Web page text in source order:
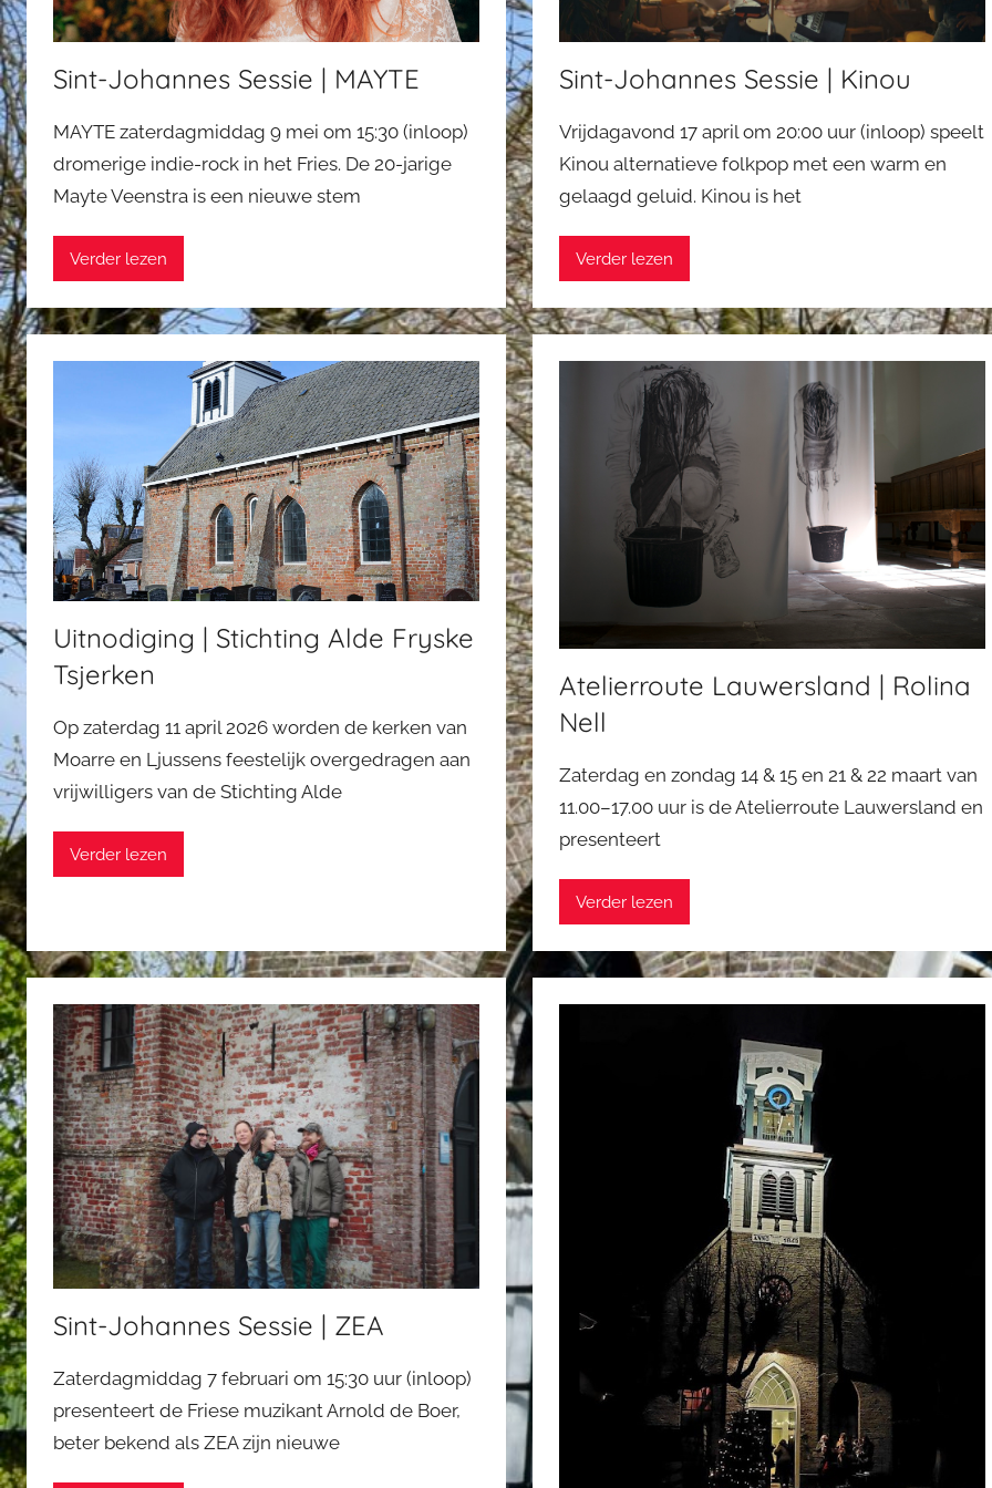
Sint-Johannes Sessie | MAYTE
MAYTE zaterdagmiddag 9 mei om 15:30 (inloop)
dromerige indie-rock in het Fries. De 20-jarige
Mayte Veenstra is een nieuwe stem
Verder lezen
Sint-Johannes Sessie | Kinou
Vrijdagavond 17 april om 20:00 uur (inloop) speelt
Kinou alternatieve folkpop met een warm en
gelaagd geluid. Kinou is het
Verder lezen
Uitnodiging | Stichting Alde Fryske
Tsjerken
Op zaterdag 11 april 2026 worden de kerken van
Moarre en Ljussens feestelijk overgedragen aan
vrijwilligers van de Stichting Alde
Verder lezen
Atelierroute Lauwersland | Rolina
Nell
Zaterdag en zondag 14 & 15 en 21 & 22 maart van
11.00–17.00 uur is de Atelierroute Lauwersland en
presenteert
Verder lezen
Sint-Johannes Sessie | ZEA
Zaterdagmiddag 7 februari om 15:30 uur (inloop)
presenteert de Friese muzikant Arnold de Boer,
beter bekend als ZEA zijn nieuwe